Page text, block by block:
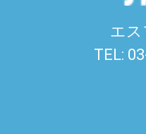
エス
TEL: